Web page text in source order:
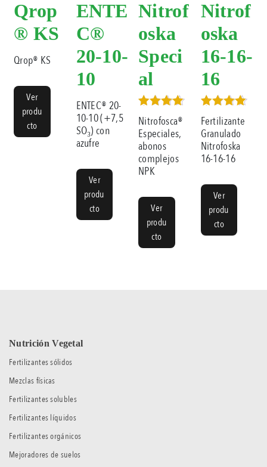
Qrop
® KS
Qrop® KS
Ver
produ
cto
ENTE
C®
20-10-
10
ENTEC® 20-
10-10 (+7,5
SO₃) con
azufre
Ver
produ
cto
Nitrof
oska
Speci
al
Valorado
en
4.33
de 5
Nitrofosca®
Especiales,
abonos
complejos
NPK
Ver
produ
cto
Nitrof
oska
16-16-
16
Valorado
en
5.00
de 5
Fertilizante
Granulado
Nitrofoska
16-16-16
Ver
produ
cto
Nutrición Vegetal
Fertilizantes sólidos
Mezclas físicas
Fertilizantes solubles
Fertilizantes líquidos
Fertilizantes orgánicos
Mejoradores de suelos